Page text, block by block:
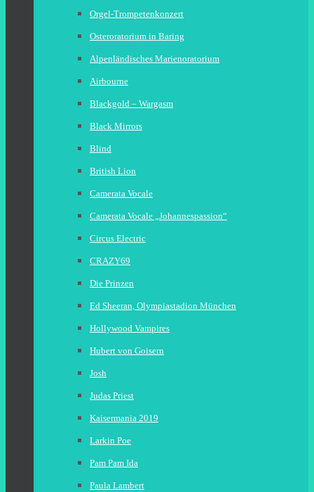
Orgel-Trompetenkonzert
Osteroratorium in Baring
Alpenländisches Marienoratorium
Airbourne
Blackgold – Wargasm
Black Mirrors
Blind
British Lion
Camerata Vocale
Camerata Vocale „Johannespassion“
Circus Electric
CRAZY69
Die Prinzen
Ed Sheeran, Olympiastadion München
Hollywood Vampires
Hubert von Goisern
Josh
Judas Priest
Kaisermania 2019
Larkin Poe
Pam Pam Ida
Paula Lambert